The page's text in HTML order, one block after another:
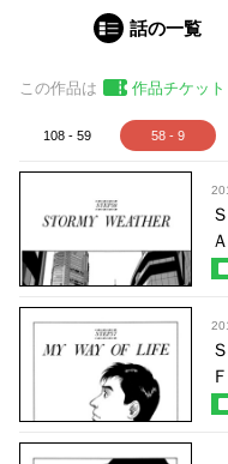
話の一覧
この作品は 作品チケット
108 - 59 58 - 9